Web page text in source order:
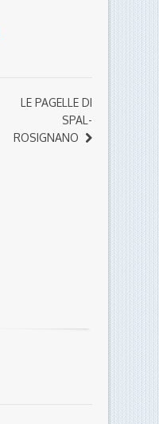
LE PAGELLE DI
SPAL-
ROSIGNANO